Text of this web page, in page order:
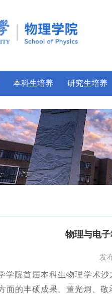
本科生培养 研究生培养
物理与电
发
学院首届本科生物理学术沙
面的丰硕成果。董光炯、